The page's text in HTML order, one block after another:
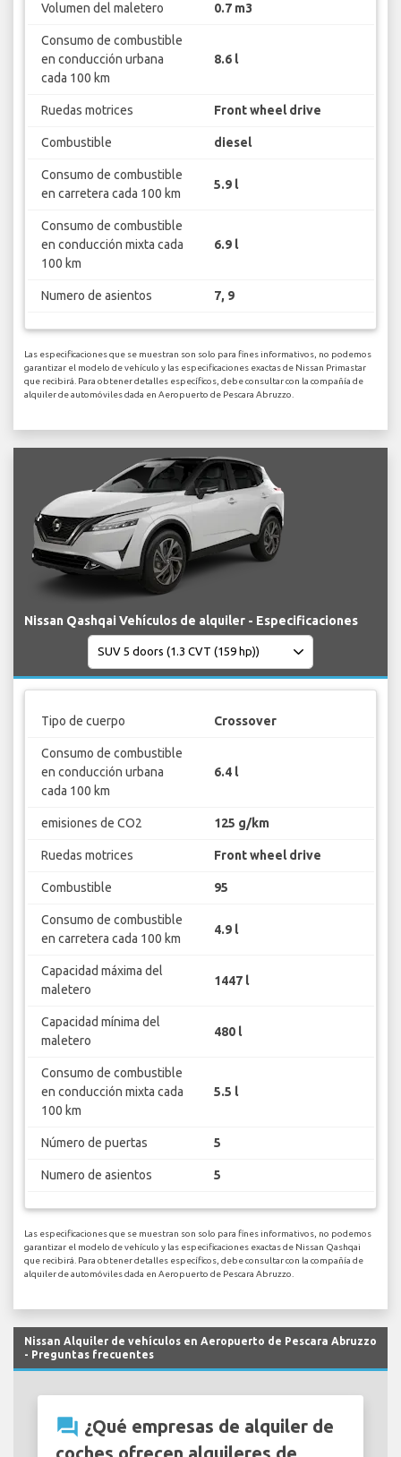
Volumen del maletero 0.7 m3
Consumo de combustible
en conducción urbana
cada 100 km
8.6 l
Ruedas motrices Front wheel drive
Combustible diesel
Consumo de combustible
en carretera cada 100 km
5.9 l
Consumo de combustible
en conducción mixta cada
100 km
6.9 l
Numero de asientos 7, 9
Las especificaciones que se muestran son solo para fines informativos, no podemos
garantizar el modelo de vehículo y las especificaciones exactas de Nissan Primastar
que recibirá. Para obtener detalles específicos, debe consultar con la compañía de
alquiler de automóviles dada en Aeropuerto de Pescara Abruzzo.
Nissan Qashqai Vehículos de alquiler - Especificaciones
Tipo de cuerpo Crossover
Consumo de combustible
en conducción urbana
cada 100 km
6.4 l
emisiones de CO2 125 g/km
Ruedas motrices Front wheel drive
Combustible 95
Consumo de combustible
en carretera cada 100 km
4.9 l
Capacidad máxima del
maletero
1447 l
Capacidad mínima del
maletero
480 l
Consumo de combustible
en conducción mixta cada
100 km
5.5 l
Número de puertas 5
Numero de asientos 5
Las especificaciones que se muestran son solo para fines informativos, no podemos
garantizar el modelo de vehículo y las especificaciones exactas de Nissan Qashqai
que recibirá. Para obtener detalles específicos, debe consultar con la compañía de
alquiler de automóviles dada en Aeropuerto de Pescara Abruzzo.
Nissan Alquiler de vehículos en Aeropuerto de Pescara Abruzzo
- Preguntas frecuentes
question_answer ¿Qué empresas de alquiler de
coches ofrecen alquileres de